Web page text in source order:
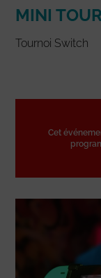
MINI
Tournoi Switch
Cet